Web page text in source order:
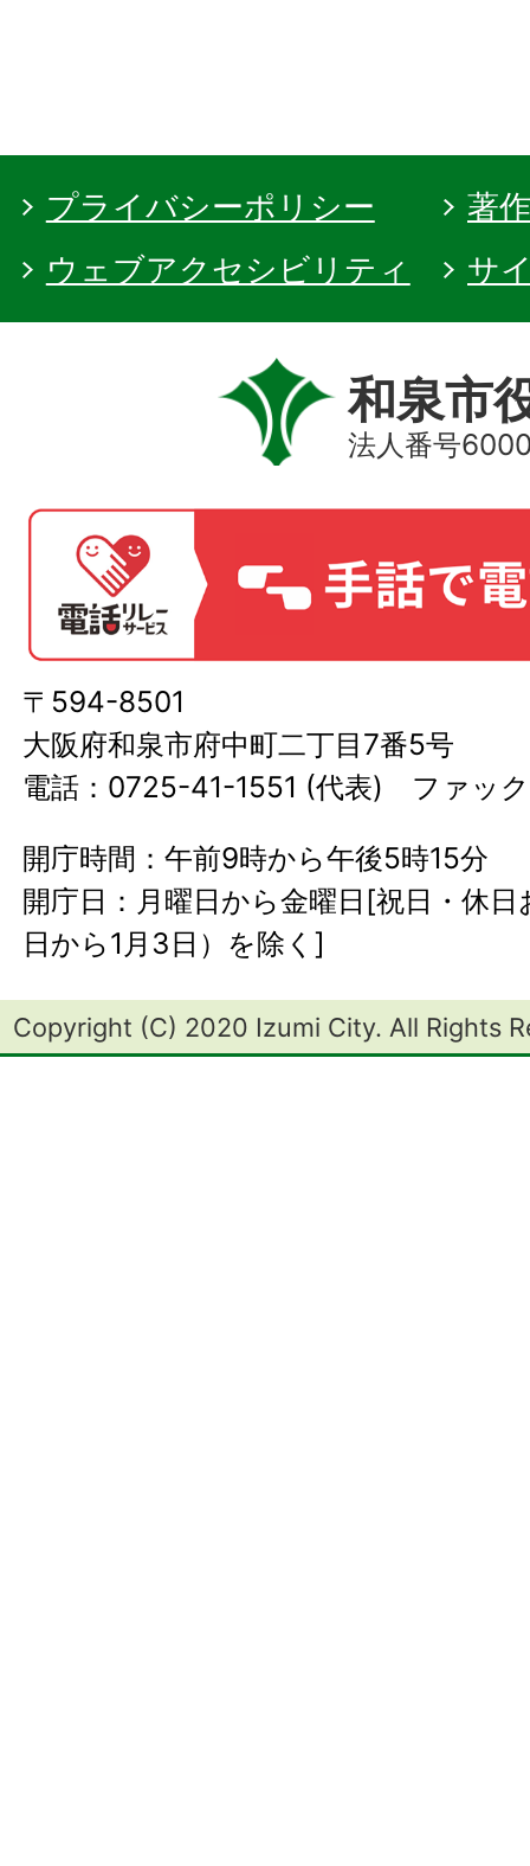
プライバシーポリシー
著
ウェブアクセシビリティ
サ
和泉市
法人番号
〒594-8501
大阪府和泉市府中町二丁目7番5号
電話：0725-41-1551 (代表) ファッ
開庁時間：午前9時から午後5時15分
開庁日：月曜日から金曜日[祝日・休
日から1月3日）を除く]
Copyright (C) 2020 Izumi City. All Rights